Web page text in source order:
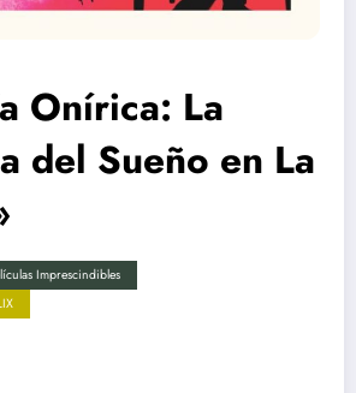
Onírica: La
del Sueño en La
Imprescindibles